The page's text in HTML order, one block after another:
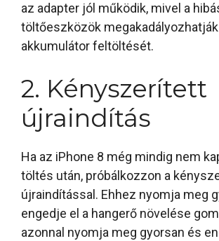
az adapter jól működik, mivel a
töltőeszközök
akkumulátor feltöltését.
2. Kényszerített
újraindítás
Ha az iPhone 8 még mindig nem
töltés után, próbálkozzon a
újraindítással. Ehhez nyomja meg
engedje el a hangerő növelése
azonnal nyomja meg gyorsan és